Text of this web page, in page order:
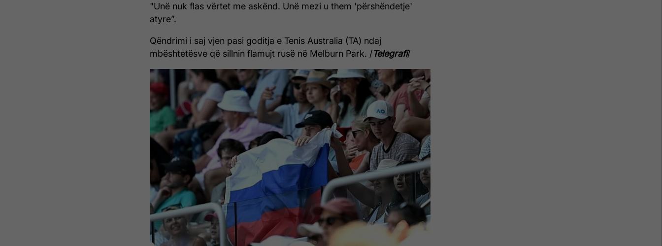
"Unë nuk flas vërtet me askënd. Unë mezi u them 'përshëndetje'
atyre”.
Qëndrimi i saj vjen pasi goditja e Tenis Australia (TA) ndaj
mbështetësve që sillnin flamujt rusë në Melburn Park. /Telegrafi/